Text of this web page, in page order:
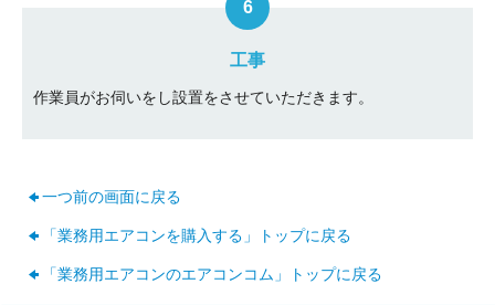
工事
作業員がお伺いをし設置をさせていただきます。
一つ前の画面に戻る
「業務用エアコンを購入する」トップに戻る
「業務用エアコンのエアコンコム」トップに戻る